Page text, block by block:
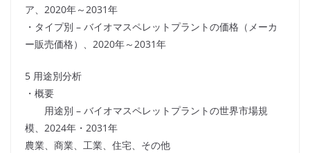
ア、2020年～2031年
・タイプ別 – バイオマスペレットプラントの価格（メーカ
ー販売価格）、2020年～2031年
5 用途別分析
・概要
用途別 – バイオマスペレットプラントの世界市場規
模、2024年・2031年
農業、商業、工業、住宅、その他